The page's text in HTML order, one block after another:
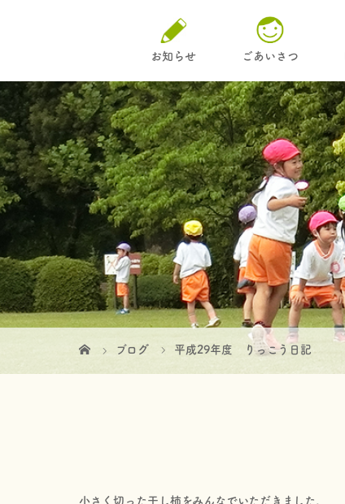
お知らせ ごあいさつ
ブログ 平成29年度 りっこう日記
小さく切った干し柿をみんなでいただきました。